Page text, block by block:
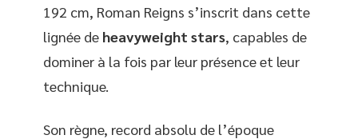
192 cm, Roman Reigns s’inscrit dans cette
lignée de heavyweight stars, capables de
dominer à la fois par leur présence et leur
technique.
Son règne, record absolu de l’époque